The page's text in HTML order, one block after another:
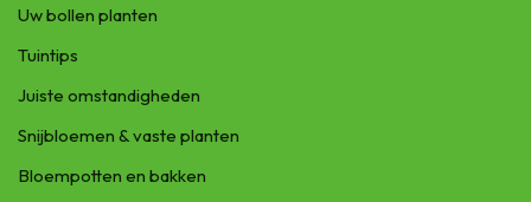
Uw bollen planten
Tuintips
Juiste omstandigheden
Snijbloemen & vaste planten
Bloempotten en bakken